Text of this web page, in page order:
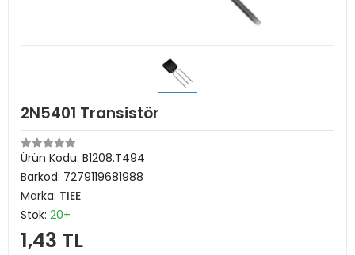
2N5401 Transistör
Ürün Kodu: B1208.T494
Barkod: 7279119681988
Marka: TIEE
Stok: 20+
1,43 TL